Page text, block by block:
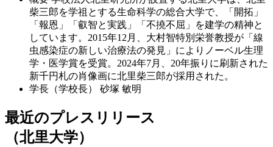
柴三郎を学祖とする生命科学の総合大学で、「開拓」
「報恩」「叡智と実践」「不撓不屈」を建学の精神と
しています。2015年12月、大村智特別栄誉教授が「線
虫感染症の新しい治療法の発見」によりノーベル生理
学・医学賞を受賞。2024年7月、20年振りに刷新された
新千円札の肖像画に北里柴三郎が採用された。
学長（学校長）
砂塚 敏明
最近のプレスリリース
（北里大学）